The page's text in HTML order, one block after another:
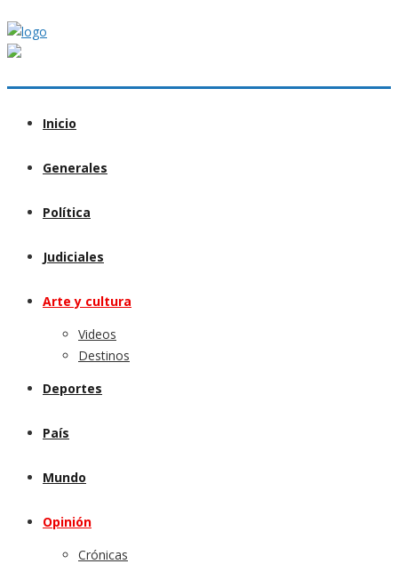
Inicio
Generales
Política
Judiciales
Arte y cultura
Videos
Destinos
Deportes
País
Mundo
Opinión
Crónicas